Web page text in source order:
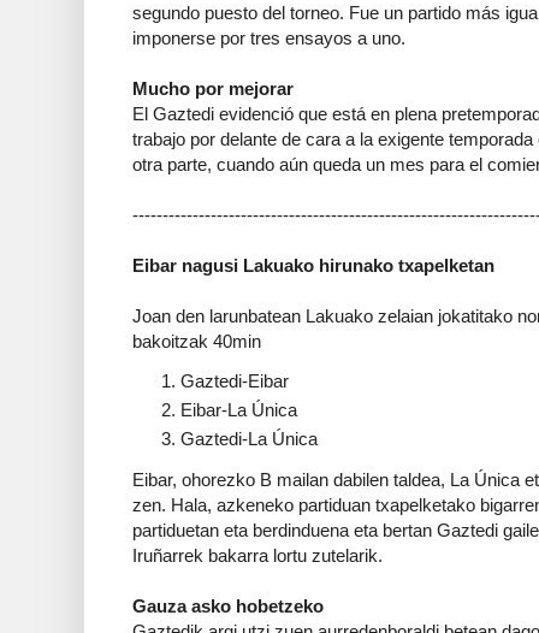
segundo puesto del torneo. Fue un partido más
imponerse por tres ensayos a uno.
Mucho por mejorar
El Gaztedi evidenció que está en plena
trabajo por delante de cara a la exigente
otra parte, cuando aún queda un mes para el
Eibar nagusi Lakuako hirunako txapelketan
Joan den larunbatean Lakuako zelaian jokatitako
bakoitzak 40min
Gaztedi-Eibar
Eibar-La Única
Gaztedi-La Única
Eibar, ohorezko B mailan dabilen taldea, La Única
zen. Hala, azkeneko partiduan txapelketako
partiduetan eta berdinduena eta bertan Gaztedi
Iruñarrek bakarra lortu zutelarik.
Gauza asko hobetzeko